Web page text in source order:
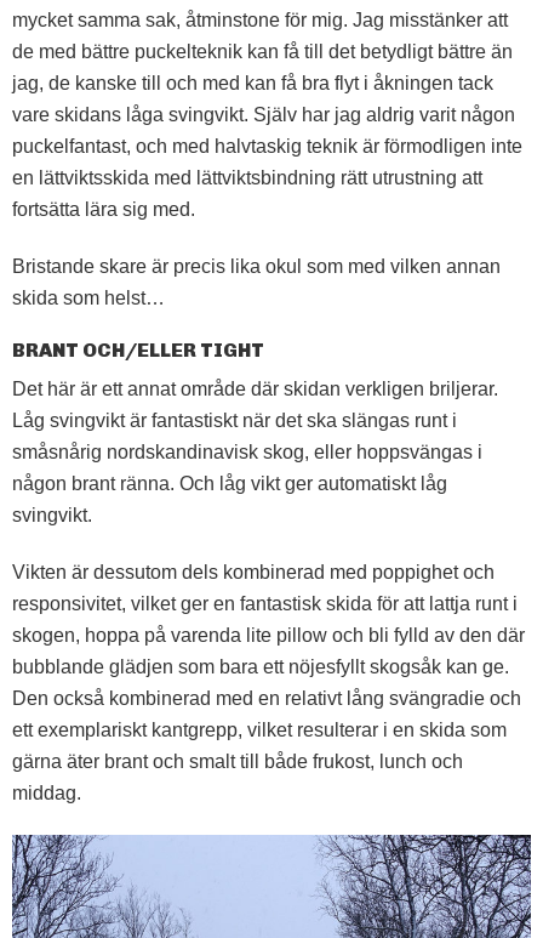
mycket samma sak, åtminstone för mig. Jag misstänker att
de med bättre puckelteknik kan få till det betydligt bättre än
jag, de kanske till och med kan få bra flyt i åkningen tack
vare skidans låga svingvikt. Själv har jag aldrig varit någon
puckelfantast, och med halvtaskig teknik är förmodligen inte
en lättviktsskida med lättviktsbindning rätt utrustning att
fortsätta lära sig med.
Bristande skare är precis lika okul som med vilken annan
skida som helst…
BRANT OCH/ELLER TIGHT
Det här är ett annat område där skidan verkligen briljerar.
Låg svingvikt är fantastiskt när det ska slängas runt i
småsnårig nordskandinavisk skog, eller hoppsvängas i
någon brant ränna. Och låg vikt ger automatiskt låg
svingvikt.
Vikten är dessutom dels kombinerad med poppighet och
responsivitet, vilket ger en fantastisk skida för att lattja runt i
skogen, hoppa på varenda lite pillow och bli fylld av den där
bubblande glädjen som bara ett nöjesfyllt skogsåk kan ge.
Den också kombinerad med en relativt lång svängradie och
ett exemplariskt kantgrepp, vilket resulterar i en skida som
gärna äter brant och smalt till både frukost, lunch och
middag.